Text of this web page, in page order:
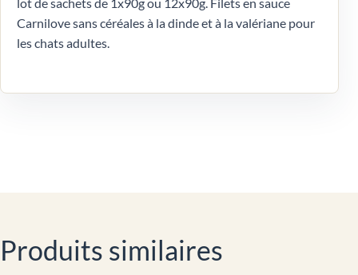
Carnilove sans céréales à la dinde et à la valériane pour
les chats adultes.
Produits similaires